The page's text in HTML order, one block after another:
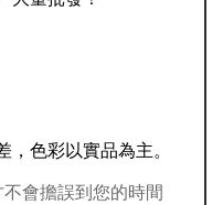
，色彩以實品為主。
會擔誤到您的時間